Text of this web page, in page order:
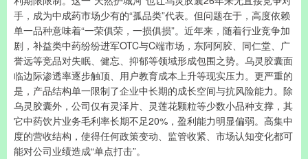
手，成为中成药市场少有的“孤品类”代表。但问题在于，高度依赖
单一品种意味着“一荣俱荣，一损俱损”。近年来，随着行业竞争加
剧，补益类中药纷纷进军OTC与C端市场，东阿阿胶、同仁堂、广
誉远等竞品对失眠、健忘、抑郁等领域形成包围之势。乌灵胶囊面
临边际渗透率逐步触顶、用户教育成本上升等现实压力。更严重的
是，产品结构单一限制了企业中长期的成长空间与抗风险能力。除
乌灵胶囊外，公司仅有灵泽片、灵莲花颗粒等少数小品种支撑，其
它中药饮片业务毛利率长期不足20%，盈利能力明显偏弱。高集中
度的营收结构，使得任何政策变动、监管收紧、市场认知变化都可
能对公司业绩造成“单点打击”。